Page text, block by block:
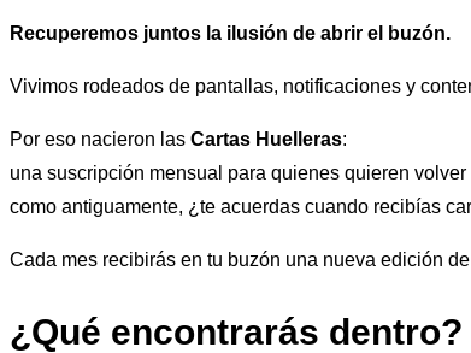
la
Recuperemos juntos la ilusión de abrir el buzón.
Vivimos rodeados de pantallas, notificaciones y
Por eso nacieron las Cartas Huelleras:
una suscripción mensual para quienes quieren
como antiguamente, ¿te acuerdas cuando recibías
Cada mes recibirás en tu buzón una nueva edición
¿Qué encontrarás dentro?